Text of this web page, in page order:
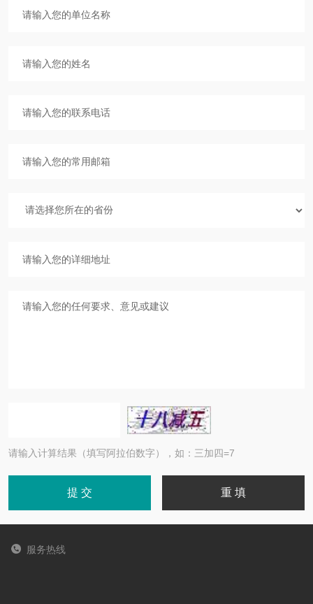
请输入计算结果（填写阿拉伯数字），如：三加四=7
服务热线